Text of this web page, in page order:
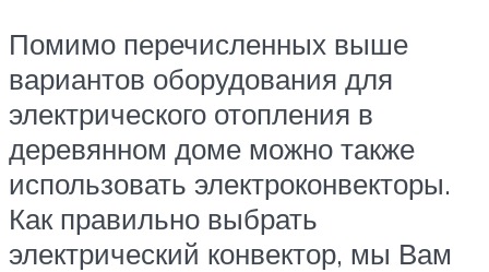
Помимо перечисленных выше
вариантов оборудования для
электрического отопления в
деревянном доме можно также
использовать электроконвекторы.
Как правильно выбрать
электрический конвектор, мы Вам